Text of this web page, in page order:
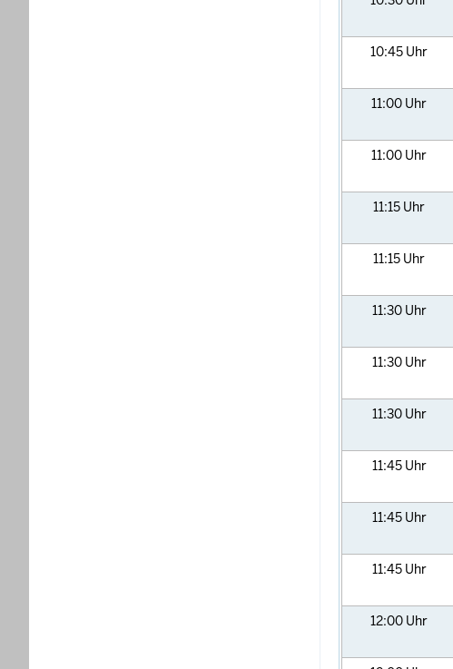
10:45 Uhr
11:00 Uhr
11:00 Uhr
11:15 Uhr
11:15 Uhr
11:30 Uhr
11:30 Uhr
11:30 Uhr
11:45 Uhr
11:45 Uhr
11:45 Uhr
12:00 Uhr